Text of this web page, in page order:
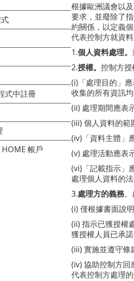
根據歐洲議會以
要求，並廢除了
約關係，以定義
代表控制方就資
1.個人資料處理。
2.授權。 控制方授
(i)「處理目的」
收集的所有資訊
(ii) 處理期間應表
(iii) 個人資料的範
(iv)「資料主體」
(v) 處理活動應表
(vi)「記載指示」
處理個人資料的
3.處理方的義務。
(i) 僅根據書面說
(ii) 指示已獲授權
獲授權人員已承
(iii) 實施並遵守條
(iv) 協助控制方回
代表控制方處理